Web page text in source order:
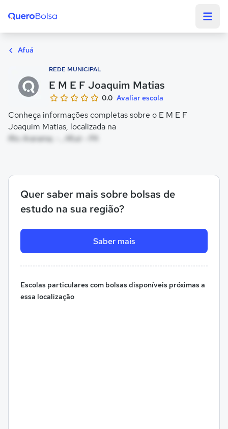
Afuá
REDE MUNICIPAL
E M E F Joaquim Matias
0.0 Avaliar escola
Conheça informações completas sobre o E M E F
Joaquim Matias, localizada na
Rio Ararama, - , Afuá - PA
Quer saber mais sobre bolsas de
estudo na sua região?
Saber mais
Escolas particulares com bolsas disponíveis próximas a
essa localização